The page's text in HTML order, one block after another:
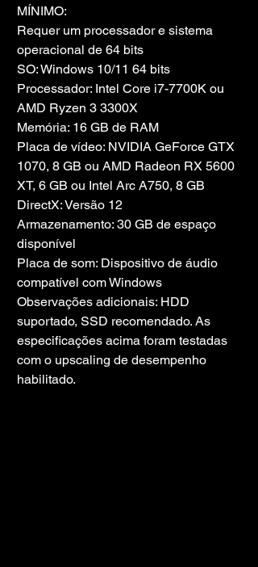
MÍNIMO:
Requer um processador e sistema
operacional de 64 bits
SO: Windows 10/11 64 bits
Processador: Intel Core i7-7700K ou
AMD Ryzen 3 3300X
Memória: 16 GB de RAM
Placa de vídeo: NVIDIA GeForce GTX
1070, 8 GB ou AMD Radeon RX 5600
XT, 6 GB ou Intel Arc A750, 8 GB
DirectX: Versão 12
Armazenamento: 30 GB de espaço
disponível
Placa de som: Dispositivo de áudio
compatível com Windows
Observações adicionais: HDD
suportado, SSD recomendado. As
especificações acima foram testadas
com o upscaling de desempenho
habilitado.